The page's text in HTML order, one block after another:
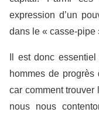
expression d’un
dans le « casse-pipe
Il est donc
hommes de
car comment trouver
nous nous